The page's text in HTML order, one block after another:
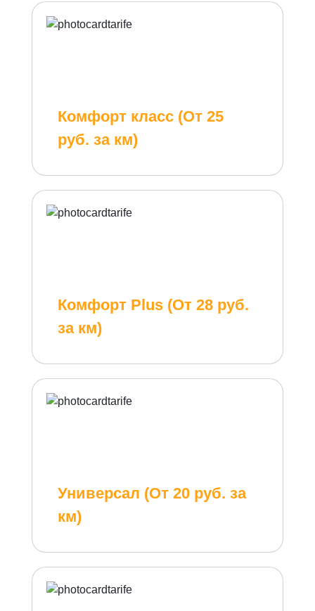
Комфорт класс (От 25
руб. за км)
Комфорт Plus (От 28 руб.
за км)
Универсал (От 20 руб. за
км)